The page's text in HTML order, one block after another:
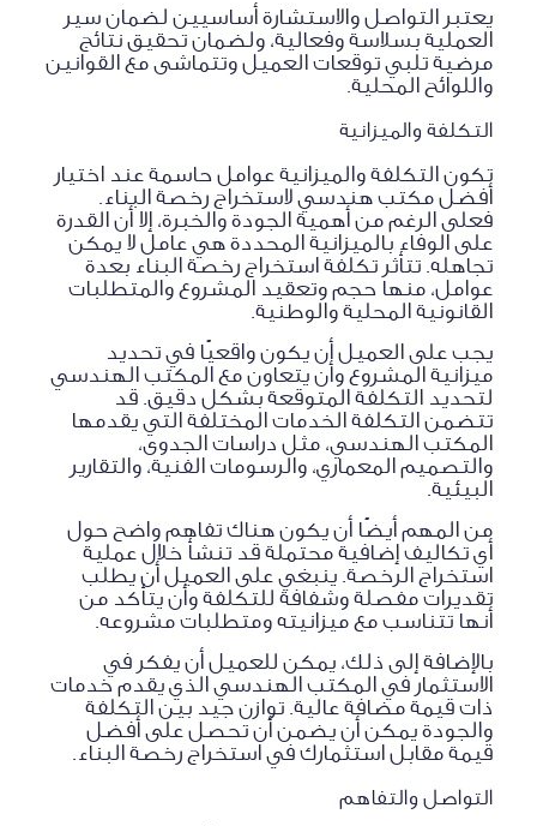
يعتبر التواصل والاستشارة أساسيين لضمان سير
العملية بسلاسة وفعالية، ولضمان تحقيق نتائج
مرضية تلبي توقعات العميل وتتماشى مع القوانين
واللوائح المحلية.
التكلفة والميزانية
تكون التكلفة والميزانية عوامل حاسمة عند اختيار
أفضل مكتب هندسي لاستخراج رخصة البناء.
فعلى الرغم من أهمية الجودة والخبرة، إلا أن القدرة
على الوفاء بالميزانية المحددة هي عامل لا يمكن
تجاهله. تتأثر تكلفة استخراج رخصة البناء بعدة
عوامل، منها حجم وتعقيد المشروع والمتطلبات
القانونية المحلية والوطنية.
يجب على العميل أن يكون واقعيًا في تحديد
ميزانية المشروع وأن يتعاون مع المكتب الهندسي
لتحديد التكلفة المتوقعة بشكل دقيق. قد
تتضمن التكلفة الخدمات المختلفة التي يقدمها
المكتب الهندسي، مثل دراسات الجدوى،
والتصميم المعماري، والرسومات الفنية، والتقارير
البيئية.
من المهم أيضًا أن يكون هناك تفاهم واضح حول
أي تكاليف إضافية محتملة قد تنشأ خلال عملية
استخراج الرخصة. ينبغي على العميل أن يطلب
تقديرات مفصلة وشفافة للتكلفة وأن يتأكد من
أنها تتناسب مع ميزانيته ومتطلبات مشروعه.
بالإضافة إلى ذلك، يمكن للعميل أن يفكر في
الاستثمار في المكتب الهندسي الذي يقدم خدمات
ذات قيمة مضافة عالية. توازن جيد بين التكلفة
والجودة يمكن أن يضمن أن تحصل على أفضل
قيمة مقابل استثمارك في استخراج رخصة البناء.
التواصل والتفاهم